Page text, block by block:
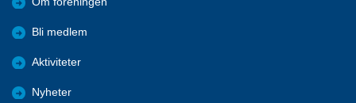
Bli medlem
Aktiviteter
Nyheter